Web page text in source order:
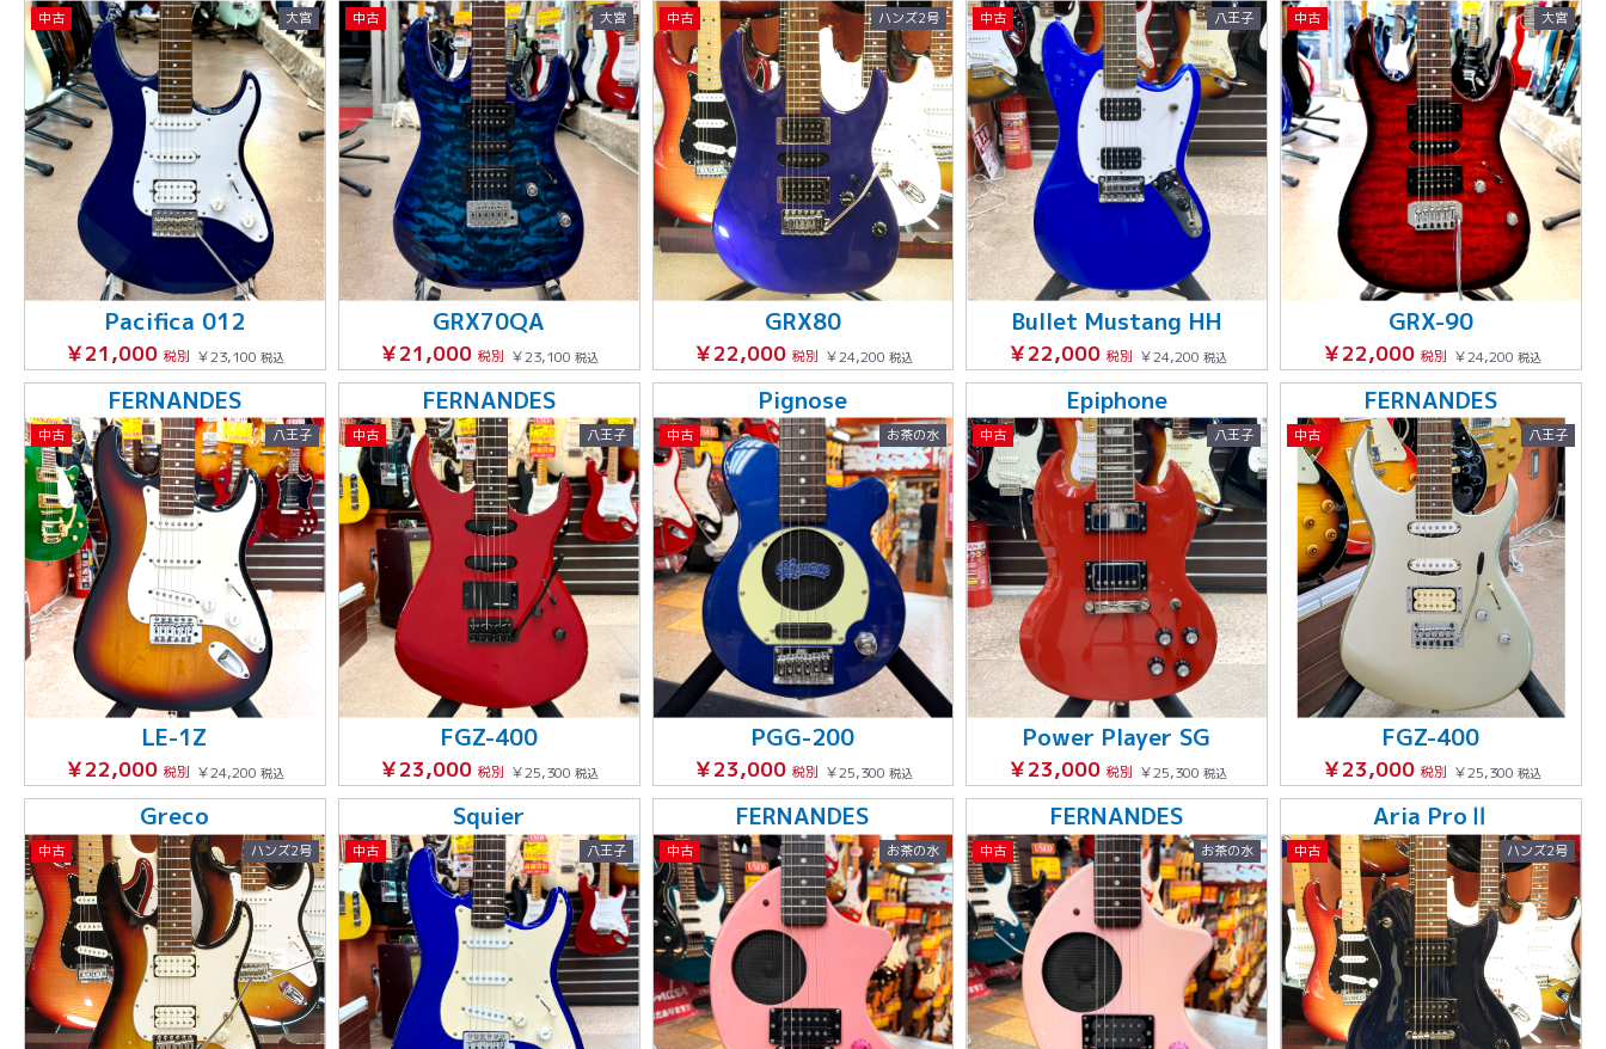
中古 大宮
Pacifica 012
￥21,000税別 ￥23,100税込
中古 大宮
GRX70QA
￥21,000税別 ￥23,100税込
中古 ハンズ2号
GRX80
￥22,000 税別 ￥24,200 税込
中古 八王子
Bullet Mustang HH
￥22,000 税別 ￥24,200 税込
中古 大宮
GRX-90
￥22,000 税別 ￥24,200 税込
FERNANDES
中古 八王子
LE-1Z
￥22,000税別 ￥24,200税込
FERNANDES
中古 八王子
FGZ-400
￥23,000税別 ￥25,300税込
Pignose
中古 お茶の水
PGG-200
￥23,000 税別 ￥25,300 税込
Epiphone
中古 八王子
Power Player SG
￥23,000 税別 ￥25,300 税込
FERNANDES
中古 八王子
FGZ-400
￥23,000 税別 ￥25,300 税込
Greco
中古 ハンズ2号
Squier
中古 八王子
FERNANDES
中古 お茶の水
FERNANDES
中古 お茶の水
Aria ProⅡ
中古 ハンズ2号